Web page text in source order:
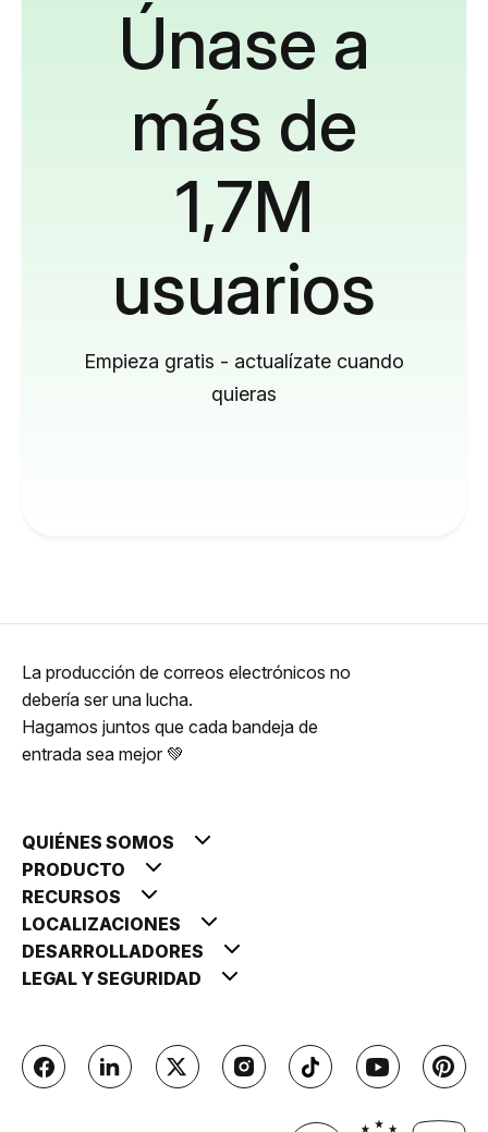
Únase a
más de
1,7M
usuarios
Empieza gratis - actualízate cuando
quieras
La producción de correos electrónicos no
debería ser una lucha.
Hagamos juntos que cada bandeja de
entrada sea mejor 💚
QUIÉNES SOMOS
PRODUCTO
RECURSOS
LOCALIZACIONES
DESARROLLADORES
LEGAL Y SEGURIDAD